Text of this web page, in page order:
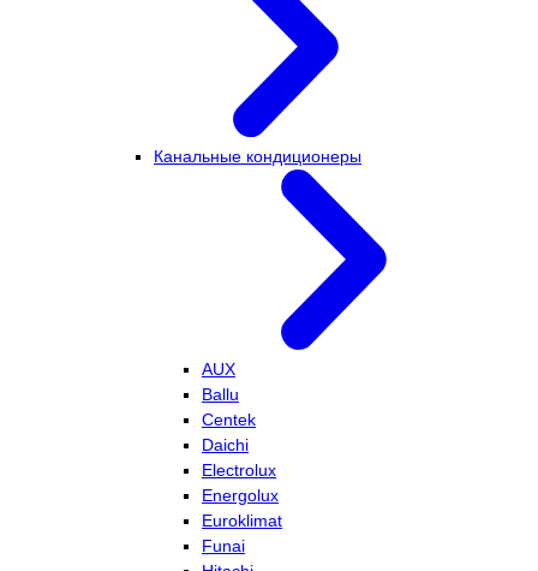
Канальные кондиционеры
AUX
Ballu
Centek
Daichi
Electrolux
Energolux
Euroklimat
Funai